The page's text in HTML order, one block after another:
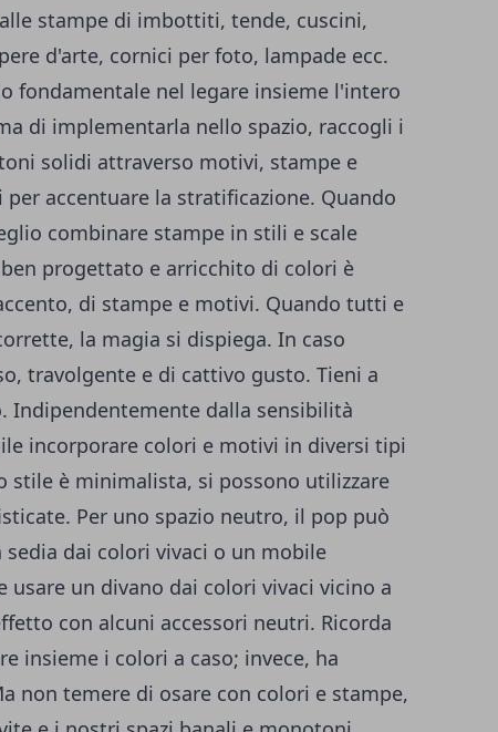
stampe di imbottiti, tende, cuscini,
d'arte, cornici per foto, lampade ecc.
fondamentale nel legare insieme l'intero
di implementarla nello spazio, raccogli i
solidi attraverso motivi, stampe e
accentuare la stratificazione. Quando
combinare stampe in stili e scale
progettato e arricchito di colori è
di stampe e motivi. Quando tutti e
la magia si dispiega. In caso
travolgente e di cattivo gusto. Tieni a
Indipendentemente dalla sensibilità
incorporare colori e motivi in ​​diversi tipi
stile è minimalista, si possono utilizzare
Per uno spazio neutro, il pop può
dai colori vivaci o un mobile
un divano dai colori vivaci vicino a
con alcuni accessori neutri. Ricorda
insieme i colori a caso; invece, ha
non temere di osare con colori e stampe,